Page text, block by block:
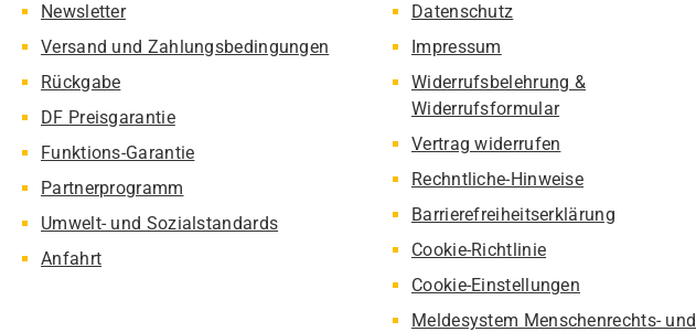
Newsletter
Versand und Zahlungsbedingungen
Rückgabe
DF Preisgarantie
Funktions-Garantie
Partnerprogramm
Umwelt- und Sozialstandards
Anfahrt
Datenschutz
Impressum
Widerrufsbelehrung &
Widerrufsformular
Vertrag widerrufen
Rechntliche-Hinweise
Barrierefreiheitserklärung
Cookie-Richtlinie
Cookie-Einstellungen
Meldesystem Menschenrechts- und